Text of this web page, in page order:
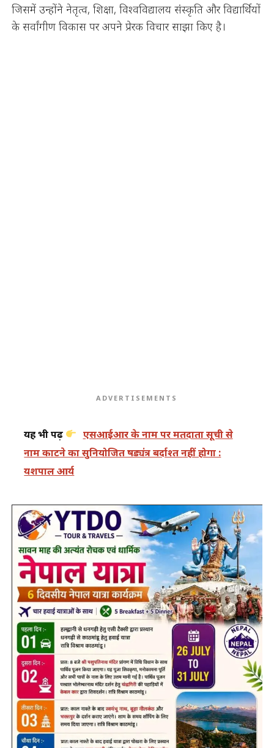
जिसमें उन्होंने नेतृत्व, शिक्षा, विश्वविद्यालय संस्कृति और विद्यार्थियों
के सर्वांगीण विकास पर अपने प्रेरक विचार साझा किए है।
ADVERTISEMENTS
यह भी पढ़ें
एसआईआर के नाम पर मतदाता सूची से
नाम काटने का सुनियोजित षड्यंत्र बर्दाश्त नहीं होगा :
यशपाल आर्य